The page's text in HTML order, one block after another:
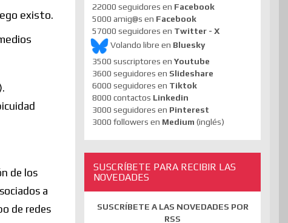
existo.
de los
a
de redes
22000 seguidores en Facebook
5000 amig@s en Facebook
57000 seguidores en Twitter - X
Volando libre en Bluesky
3500 suscriptores en Youtube
3600 seguidores en Slideshare
6000 seguidores en Tiktok
8000 contactos Linkedin
3000 seguidores en Pinterest
3000 followers en Medium (inglés)
SUSCRÍBETE PARA RECIBIR LAS
NOVEDADES
SUSCRÍBETE A LAS NOVEDADES POR
RSS